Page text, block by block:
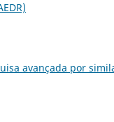
avançada por